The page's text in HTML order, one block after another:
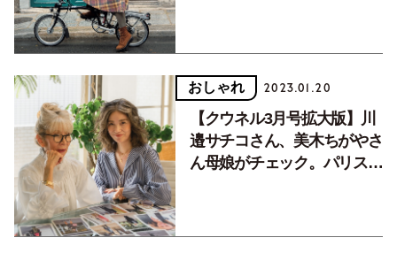
おしゃれ 2023.01.20
【クウネル3月号拡大版】川
邉サチコさん、美木ちがやさ
ん母娘がチェック。パリスト